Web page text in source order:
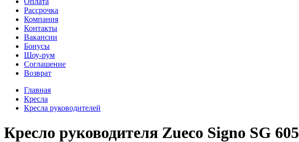
Рассрочка
Компания
Контакты
Вакансии
Бонусы
Шоу-рум
Соглашение
Возврат
Главная
Кресла
Кресла руководителей
Кресло руководителя Zueco Signo SG 605